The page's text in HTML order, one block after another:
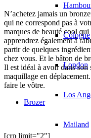
Cologne
London
Los
Mailand
N’achetez jamais un
qui ne correspond pas à
marques de beauté cool
apprendrez également à
partir de quelques
chez vous. Et le bâton de
Il est idéal à avoir dans son
maquillage en
faire le vôtre.
Brozer
[crp limit="2"]